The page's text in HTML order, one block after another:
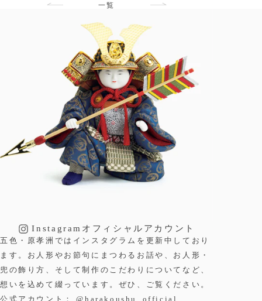
一覧
Instagram オフィシャルアカウント
五色・原孝洲ではインスタグラムを更新中しており
ます。お人形やお節句にまつわるお話や、お人形・
兜の飾り方、そして制作のこだわりについてなど、
想いを込めて綴っています。ぜひ、ご覧ください。
公式アカウント：@harakoushu_official